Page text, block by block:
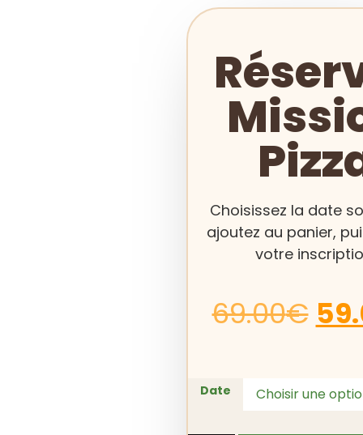
Choisissez la date
ajoutez au panier,
votre
69.00€
Date